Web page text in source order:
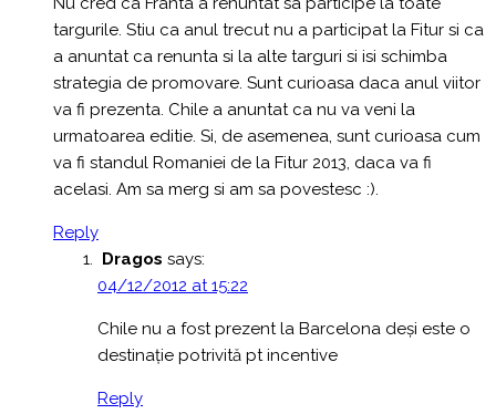
targurile. Stiu ca anul trecut nu a participat la Fitur si ca
a anuntat ca renunta si la alte targuri si isi schimba
strategia de promovare. Sunt curioasa daca anul viitor
va fi prezenta. Chile a anuntat ca nu va veni la
urmatoarea editie. Si, de asemenea, sunt curioasa cum
va fi standul Romaniei de la Fitur 2013, daca va fi
acelasi. Am sa merg si am sa povestesc :).
Reply
Dragos says:
04/12/2012 at 15:22
Chile nu a fost prezent la Barcelona deși este o
destinație potrivită pt incentive
Reply